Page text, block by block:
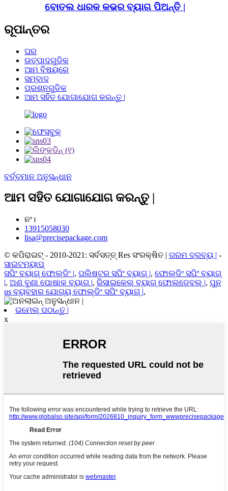
ବୋତଲ ଧାରକ କଭର ବ୍ୟାଗ ପିଅନ୍ତି |
ରୂପାନ୍ତର
ଘର
ଉତ୍ପାଦଗୁଡିକ
ଆମ ବିଷୟରେ
ସମ୍ବାଦ
ପ୍ରଶ୍ନଗୁଡିକ
ଆମ ସହିତ ଯୋଗାଯୋଗ କରନ୍ତୁ |
ବର୍ତ୍ତମାନ ଅନୁସନ୍ଧାନ
ଆମ ସହିତ ଯୋଗାଯୋଗ କରନ୍ତୁ |
ନଂ।
13915058030
lisa@precisepackage.com
© କପିରାଇଟ୍ - 2010-2021: ସର୍ବସତ୍ତ୍ Res ସଂରକ୍ଷିତ | ଗରମ ଦ୍ରବ୍ୟ | -
ସାଇଟମ୍ୟାପ୍
ସପିଂ ବ୍ୟାଗ୍ ଫୋଲ୍ଡିଂ |, ପଲିଷ୍ଟର ସପିଂ ବ୍ୟାଗ୍ |, ଫୋଲ୍ଡିଂ ସପିଂ ବ୍ୟାଗ୍
|, ଅଣ ବୁଣା ପୋଷାକ ବ୍ୟାଗ |, ରିସାଇକେଲ୍ ବ୍ୟାଗ୍ ଫୋଲଡେବଲ୍ |, ପୁନ
us ବ୍ୟବହାର ଯୋଗ୍ୟ ଫୋଲ୍ଡିଂ ସପିଂ ବ୍ୟାଗ୍ |,
ଇମେଲ୍ ପଠାନ୍ତୁ |
x